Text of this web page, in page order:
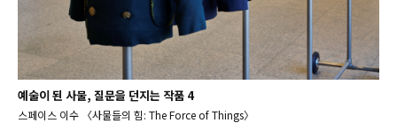
예술이 된 사물, 질문을 던지는 작품 4
스페이스 이수 〈사물들의 힘: The Force of Things〉